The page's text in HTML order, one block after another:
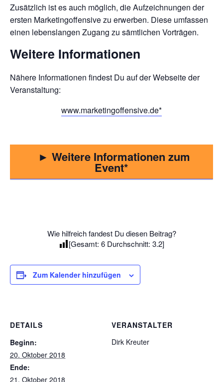
Zusätzlich ist es auch möglich, die Aufzeichnungen der
ersten Marketingoffensive zu erwerben. Diese umfassen
einen lebenslangen Zugang zu sämtlichen Vorträgen.
Weitere Informationen
Nähere Informationen findest Du auf der Webseite der
Veranstaltung:
www.marketingoffensive.de
► Weitere Informationen zum
Event
Wie hilfreich fandest Du diesen Beitrag?
[Gesamt: 6 Durchschnitt: 3.2]
Zum Kalender hinzufügen
DETAILS
Beginn:
20. Oktober 2018
Ende:
21. Oktober 2018
VERANSTALTER
Dirk Kreuter